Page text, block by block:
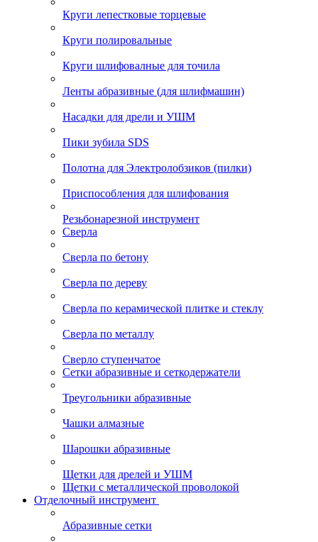
Круги лепестковые торцевые
Круги полировальные
Круги шлифовалные для точила
Ленты абразивные (для шлифмашин)
Насадки для дрели и УШМ
Пики зубила SDS
Полотна для Электролобзиков (пилки)
Приспособления для шлифования
Резьбонарезной инструмент
Сверла
Сверла по бетону
Сверла по дереву
Сверла по керамической плитке и стеклу
Сверла по металлу
Сверло ступенчатое
Сетки абразивные и сеткодержатели
Треугольники абразивные
Чашки алмазные
Шарошки абразивные
Щетки для дрелей и УШМ
Щетки с металлической проволокой
Отделочный инструмент
Абразивные сетки